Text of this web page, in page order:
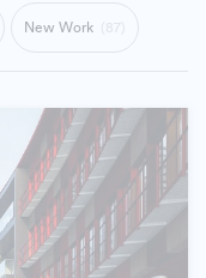
New Work